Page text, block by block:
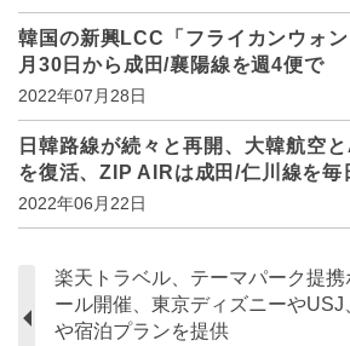
韓国の新興LCC「フライカンウォ
月30日から成田/襄陽線を週4便で
2022年07月28日
日韓路線が続々と再開、大韓航空
を復活、ZIP AIRは成田/仁川線を毎
2022年06月22日
楽天トラベル、テーマパーク提
ール開催、東京ディズニーやUSJ
や宿泊プランを提供